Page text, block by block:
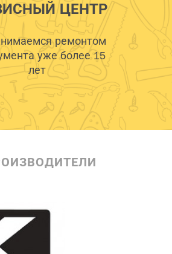
ЦЕНТР
ремонтом
уже более 15
лет